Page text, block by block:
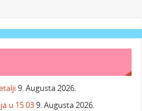
9. Augusta 2026.
u 15 039. Augusta 2026.